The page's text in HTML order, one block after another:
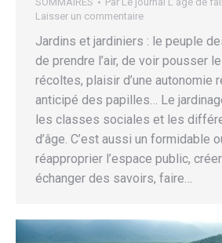
Laisser un commentaire
Jardins et jardiniers : le peuple
de prendre l’air, de voir pousser
récoltes, plaisir d’une autonomie
anticipé des papilles… Le
les classes sociales et les
d’âge. C’est aussi un formidable
réapproprier l’espace public,
échanger des savoirs, faire…